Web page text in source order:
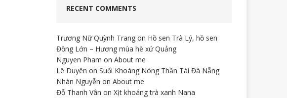
RECENT COMMENTS
Trương Nữ Quỳnh Trang on Hồ sen Trà Lý, hồ sen
Đồng Lớn – Hương mùa hè xứ Quảng
Nguyen Pham onAbout me
Lê Duyên onSuối Khoáng Nóng Thần Tài Đà Nẵng
Nhàn Nguyễn onAbout me
Đỗ Thanh Vân onXịt khoáng trà xanh Nana